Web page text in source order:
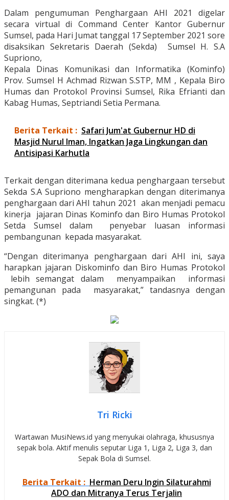
Dalam pengumuman Penghargaan AHI 2021 digelar
secara virtual di Command Center Kantor Gubernur
Sumsel, pada Hari Jumat tanggal 17 September 2021 sore
disaksikan Sekretaris Daerah (Sekda) Sumsel H. S.A
Supriono,
Kepala Dinas Komunikasi dan Informatika (Kominfo)
Prov. Sumsel H Achmad Rizwan S.STP, MM , Kepala Biro
Humas dan Protokol Provinsi Sumsel, Rika Efrianti dan
Kabag Humas, Septriandi Setia Permana.
Berita Terkait : Safari Jum'at Gubernur HD di
Masjid Nurul Iman, Ingatkan Jaga Lingkungan dan
Antisipasi Karhutla
Terkait dengan diterimana kedua penghargaan tersebut
Sekda S.A Supriono mengharapkan dengan diterimanya
penghargaan dari AHI tahun 2021 akan menjadi pemacu
kinerja jajaran Dinas Kominfo dan Biro Humas Protokol
Setda Sumsel dalam penyebar luasan informasi
pembangunan kepada masyarakat.
“Dengan diterimanya penghargaan dari AHI ini, saya
harapkan jajaran Diskominfo dan Biro Humas Protokol
lebih semangat dalam menyampaikan informasi
pemangunan pada masyarakat,” tandasnya dengan
singkat. (*)
Tri Ricki
Wartawan MusiNews.id yang menyukai olahraga, khususnya
sepak bola. Aktif menulis seputar Liga 1, Liga 2, Liga 3, dan
Sepak Bola di Sumsel.
Berita Terkait : Herman Deru Ingin Silaturahmi
ADO dan Mitranya Terus Terjalin